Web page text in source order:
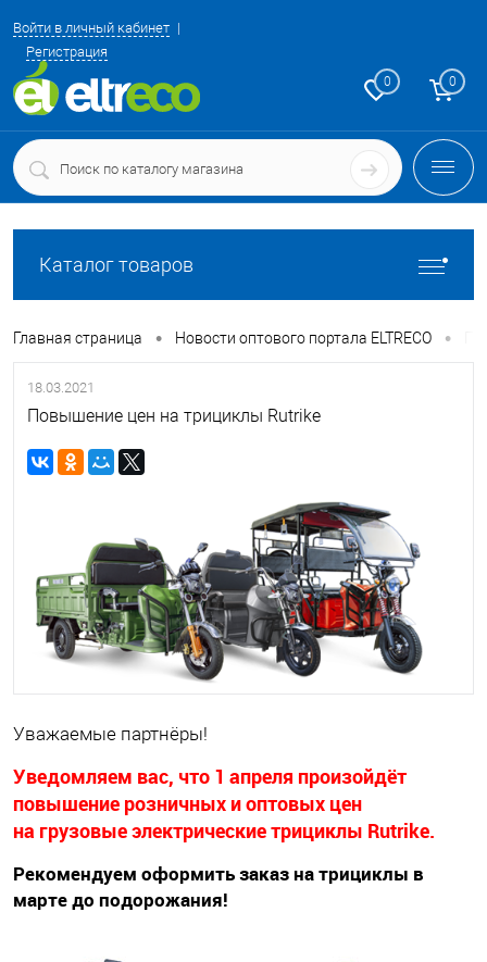
Войти в личный кабинет
Регистрация
0 0
Каталог товаров
Главная страница • Новости оптового портала ELTRECO •
18.03.2021
Повышение цен на трициклы Rutrike
Уважаемые партнёры!
Уведомляем вас, что 1 апреля произойдёт
повышение розничных и оптовых цен
на грузовые электрические трициклы Rutrike.
Рекомендуем оформить заказ на трициклы в
марте до подорожания!